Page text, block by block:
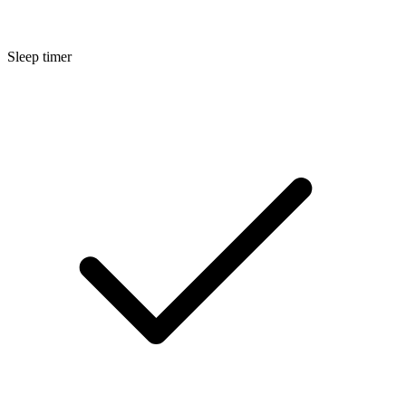
Sleep timer